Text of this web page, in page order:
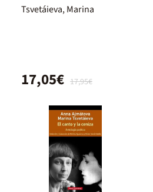
Tsvetáieva, Marina
17,95€
17,05€